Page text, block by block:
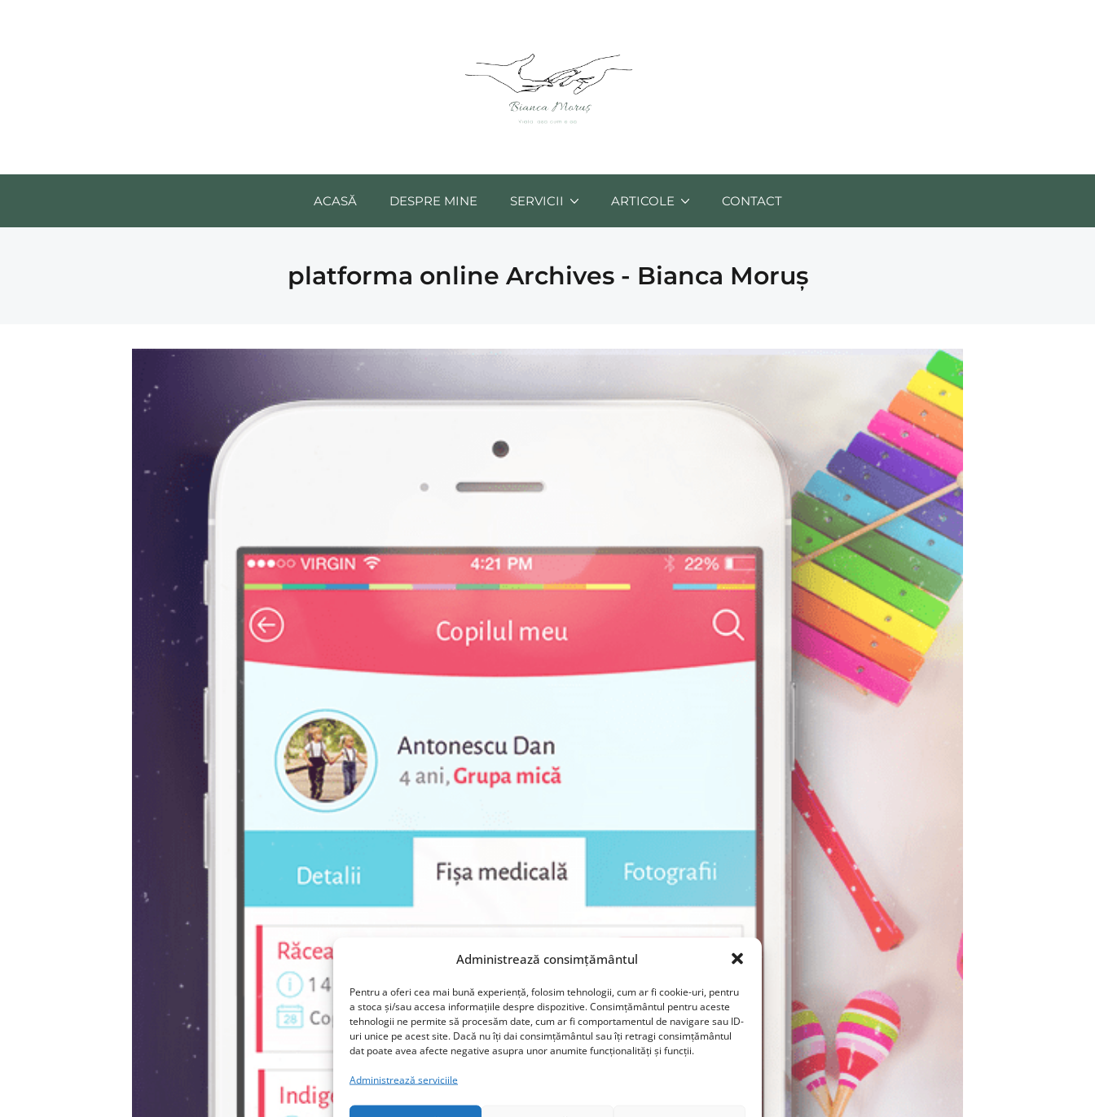
Administrează consimțământul
Pentru a oferi cea mai bună experiență, folosim tehnologii, cum ar fi cookie-uri, pentru
a stoca și/sau accesa informațiile despre dispozitive. Consimțământul pentru aceste
tehnologii ne permite să procesăm date, cum ar fi comportamentul de navigare sau ID-
uri unice pe acest site. Dacă nu îți dai consimțământul sau îți retragi consimțământul
dat poate avea afecte negative asupra unor anumite funcționalități și funcții.
Administrează serviciile
ACASĂ DESPRE MINE SERVICII ARTICOLE CONTACT
platforma online Archives - Bianca Moruș